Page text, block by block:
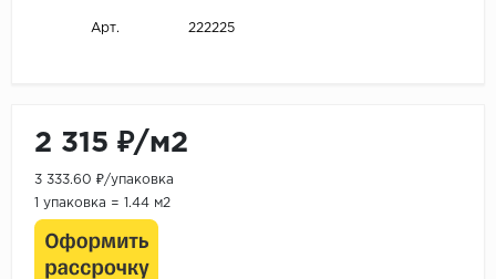
Арт. 222225
2 315 ₽/м2
3 333.60 ₽/упаковка
1 упаковка = 1.44 м2